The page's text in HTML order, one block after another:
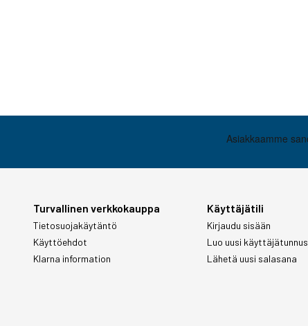
Turvallinen verkkokauppa
Tietosuojakäytäntö
Käyttöehdot
Klarna information
Käyttäjätili
Kirjaudu sisään
Luo uusi käyttäjätunnus
Lähetä uusi salasana